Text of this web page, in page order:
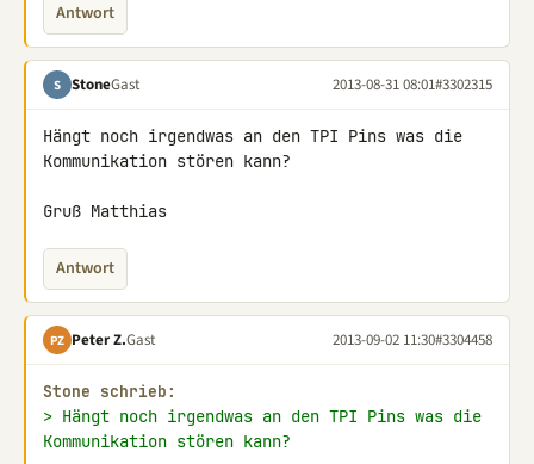
Antwort
S StoneGast 2013-08-31 08:01#3302315
Hängt noch irgendwas an den TPI Pins was die
Kommunikation stören kann?
Gruß Matthias
Antwort
PZ Peter Z.Gast 2013-09-02 11:30#3304458
Stone schrieb:
> Hängt noch irgendwas an den TPI Pins was die
Kommunikation stören kann?